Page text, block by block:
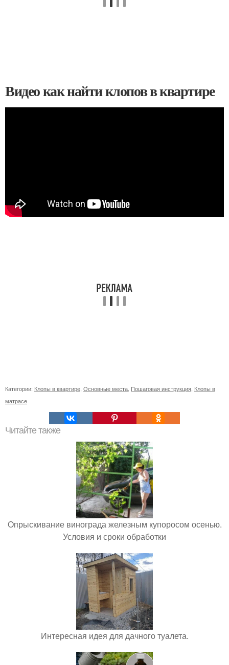
Видео как найти клопов в квартире
Категории: Клопы в квартире Основные места Пошаговая инструкция Клопы в
матрасе
Читайте также
Опрыскивание винограда железным купоросом осенью.
Условия и сроки обработки
Интересная идея для дачного туалета.